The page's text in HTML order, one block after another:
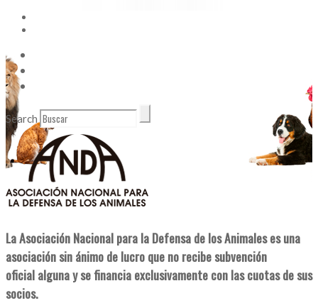
Search
La Asociación Nacional para la Defensa de los Animales es una
asociación sin ánimo de lucro que no recibe subvención
oficial alguna y se financia exclusivamente con las cuotas de sus
socios.